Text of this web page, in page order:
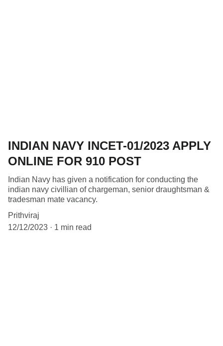
INDIAN NAVY INCET-01/2023 APPLY
ONLINE FOR 910 POST
Indian Navy has given a notification for conducting the
indian navy civillian of chargeman, senior draughtsman &
tradesman mate vacancy.
Prithviraj
12/12/2023
1 min read